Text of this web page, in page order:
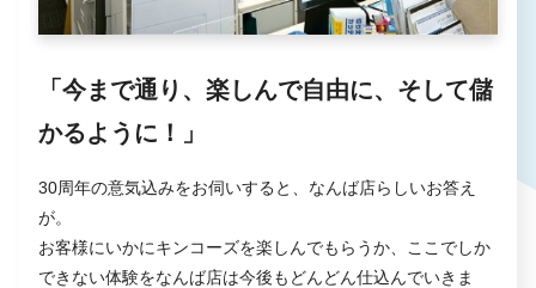
「今まで通り、楽しんで自由に、そして儲
かるように！」
30周年の意気込みをお伺いすると、なんば店らしいお答え
が。
お客様にいかにキンコーズを楽しんでもらうか、ここでしか
できない体験をなんば店は今後もどんどん仕込んでいきま